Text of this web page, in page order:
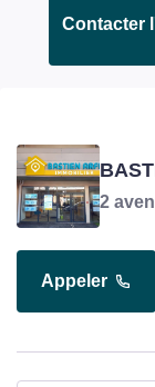
Contacter
ARFI
Appeler
2
Appeler